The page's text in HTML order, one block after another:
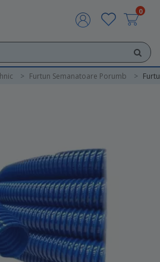
0
Furtun Semanatoare Porumb